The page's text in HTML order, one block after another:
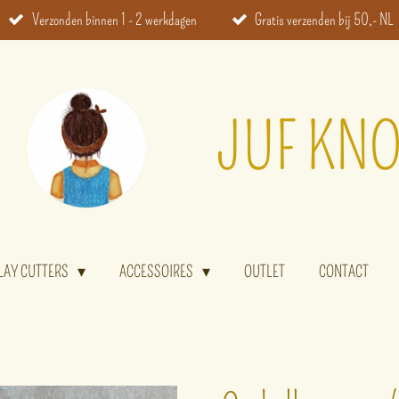
Verzonden binnen 1 - 2 werkdagen Gratis verzenden bij 50,- NL
JUF
CUTTERS ACCESSOIRES OUTLET CONTACT